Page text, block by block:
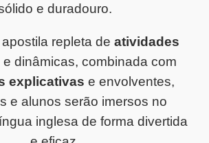
e duradouro.
repleta de atividades
e dinâmicas, combinada com
explicativas e envolventes,
e alunos serão imersos no
inglesa de forma divertida